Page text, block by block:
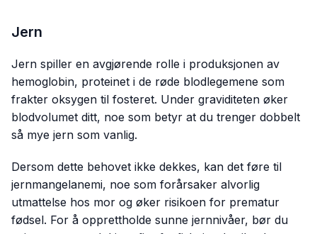
Jern
Jern spiller en avgjørende rolle i produksjonen av
hemoglobin, proteinet i de røde blodlegemene som
frakter oksygen til fosteret. Under graviditeten øker
blodvolumet ditt, noe som betyr at du trenger dobbelt
så mye jern som vanlig.
Dersom dette behovet ikke dekkes, kan det føre til
jernmangelanemi, noe som forårsaker alvorlig
utmattelse hos mor og øker risikoen for prematur
fødsel. For å opprettholde sunne jernnivåer, bør du